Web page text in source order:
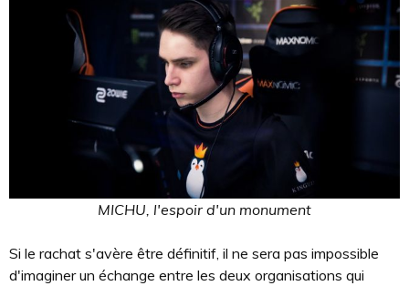
MICHU, l'espoir d'un monument
Si le rachat s'avère être définitif, il ne sera pas impossible
d'imaginer un échange entre les deux organisations qui